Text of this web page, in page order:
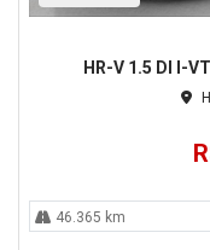
HR-V 1.5 DI I-
46.365 km